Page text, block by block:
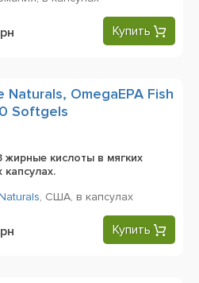
Купить
Naturals, OmegaEPA Fish
Softgels
жирные кислоты в мягких
капсулах.
, США, в капсулах
Купить